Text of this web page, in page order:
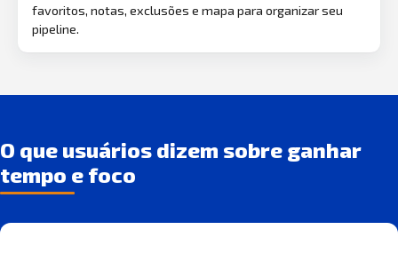
favoritos, notas, exclusões e mapa para organizar seu
pipeline.
O que usuários dizem sobre ganhar
tempo e foco